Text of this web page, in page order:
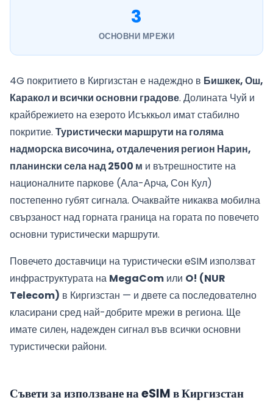
3
ОСНОВНИ МРЕЖИ
4G покритието в Киргизстан е надеждно в Бишкек, Ош,
Каракол и всички основни градове. Долината Чуй и
крайбрежието на езерото Исъккьол имат стабилно
покритие. Туристически маршрути на голяма
надморска височина, отдалечения регион Нарин,
планински села над 2500 м и вътрешностите на
националните паркове (Ала-Арча, Сон Кул)
постепенно губят сигнала. Очаквайте никаква мобилна
свързаност над горната граница на гората по повечето
основни туристически маршрути.
Повечето доставчици на туристически eSIM използват
инфраструктурата на MegaCom или O! (NUR
Telecom) в Киргизстан — и двете са последователно
класирани сред най-добрите мрежи в региона. Ще
имате силен, надежден сигнал във всички основни
туристически райони.
Съвети за използване на eSIM в Киргизстан